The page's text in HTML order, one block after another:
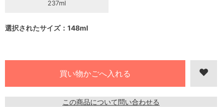
237ml
選択されたサイズ：148ml
この商品について問い合わせる